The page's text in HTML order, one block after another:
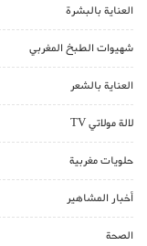
العناية بالبشرة
شهيوات الطبخ المغربي
العناية بالشعر
لالة مولاتي TV
حلويات مغربية
أخبار المشاهير
الصحة